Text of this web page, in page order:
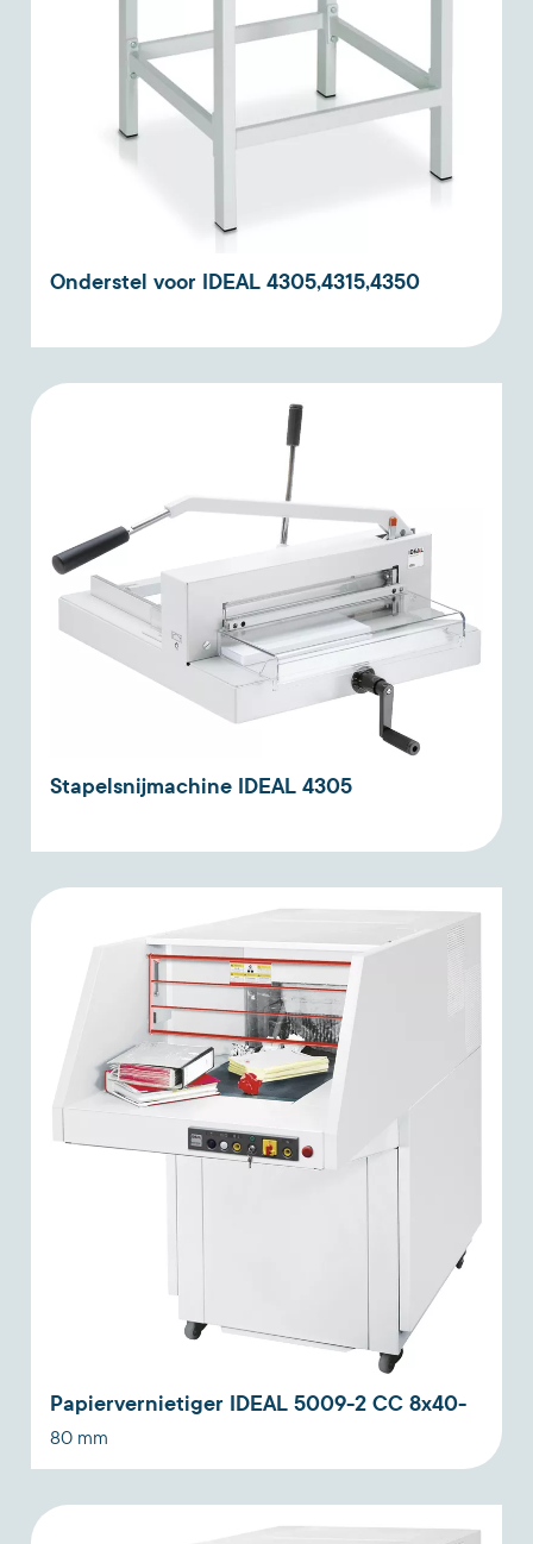
Onderstel voor IDEAL 4305,4315,4350
Stapelsnijmachine IDEAL 4305
Papiervernietiger IDEAL 5009-2 CC 8x40-
80 mm